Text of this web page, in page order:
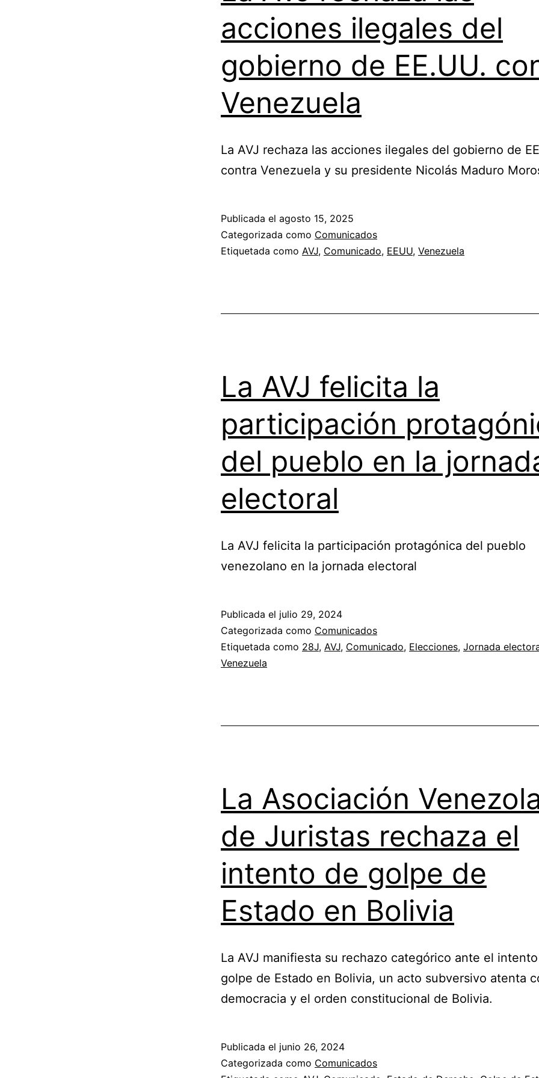
acciones ilegales del
gobierno de EE.UU.
Venezuela
La AVJ rechaza las acciones ilegales del gobierno de
contra Venezuela y su presidente Nicolás Maduro
Publicada el agosto 15, 2025
Categorizada como Comunicados
Etiquetada como AVJ, Comunicado, EEUU, Venezuela
La AVJ felicita la
participación
del pueblo en la
electoral
La AVJ felicita la participación protagónica del pueblo
venezolano en la jornada electoral
Publicada el julio 29, 2024
Categorizada como Comunicados
Etiquetada como 28J, AVJ, Comunicado, Elecciones, Jornada
Venezuela
La Asociación
de Juristas rechaza el
intento de golpe de
Estado en Bolivia
La AVJ manifiesta su rechazo categórico ante el
golpe de Estado en Bolivia, un acto subversivo atenta
democracia y el orden constitucional de Bolivia.
Publicada el junio 26, 2024
Categorizada como Comunicados